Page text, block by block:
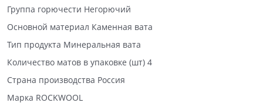
Группа горючести Негорючий
Основной материал Каменная вата
Тип продукта Минеральная вата
Количество матов в упаковке (шт) 4
Страна производства Россия
Марка ROCKWOOL